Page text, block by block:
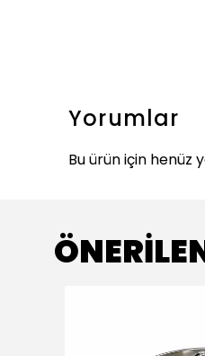
Yorumlar
Bu ürün için henüz